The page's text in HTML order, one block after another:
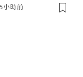
5小時前